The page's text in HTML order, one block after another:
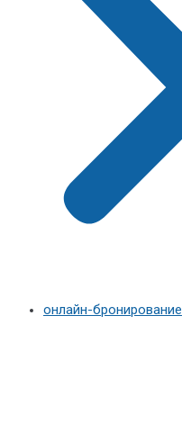
онлайн-бронирование